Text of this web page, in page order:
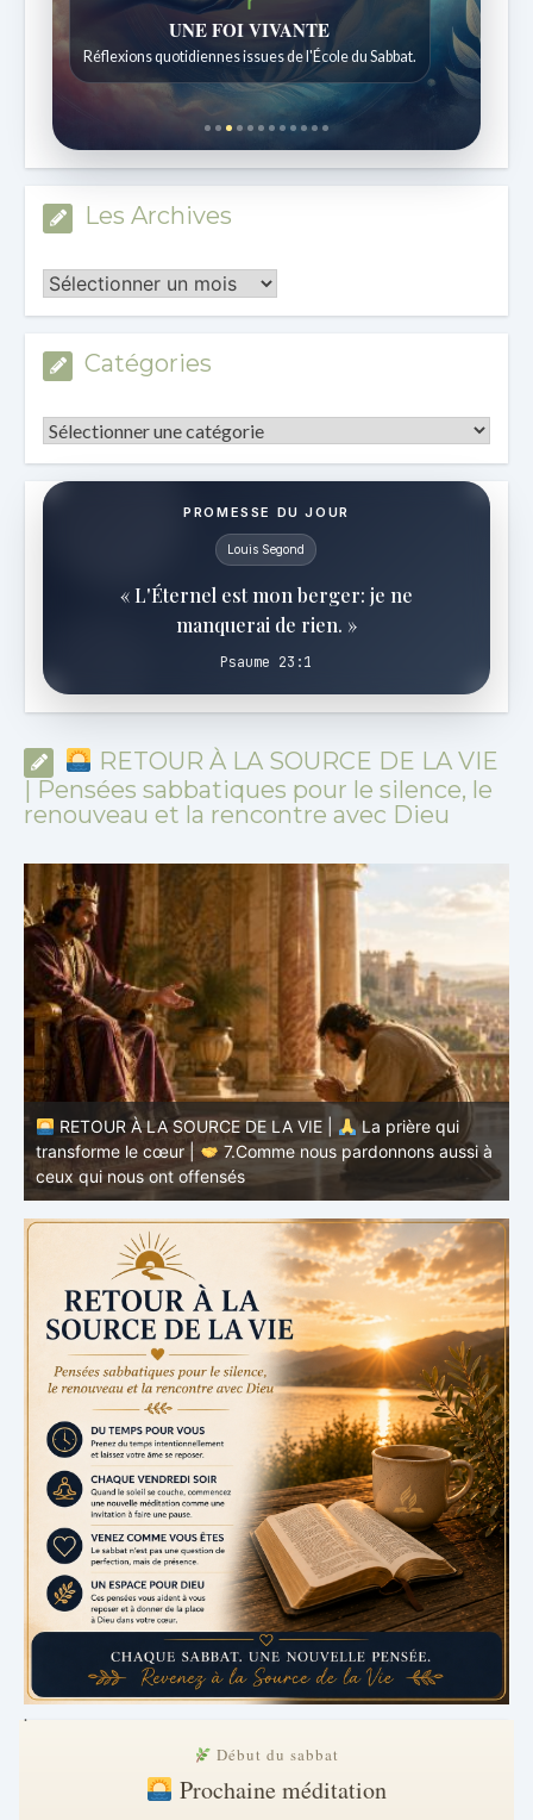
Histoires bibliques étonnantes
Histoires pour les enfants de 7 à 12 ans.
Les Archives
Les
Archives
Catégories
Catégories
PROMESSE DU JOUR
Louis Segond
« L'Éternel est mon berger: je ne
manquerai de rien. »
Psaume 23:1
RETOUR À LA SOURCE DE LA VIE
| Pensées sabbatiques pour le silence, le
renouveau et la rencontre avec Dieu
RETOUR À LA SOURCE DE LA VIE |
La prière qui
transforme le cœur |
6.Et pardonne-nous nos offenses
.
Début du sabbat
Prochaine méditation